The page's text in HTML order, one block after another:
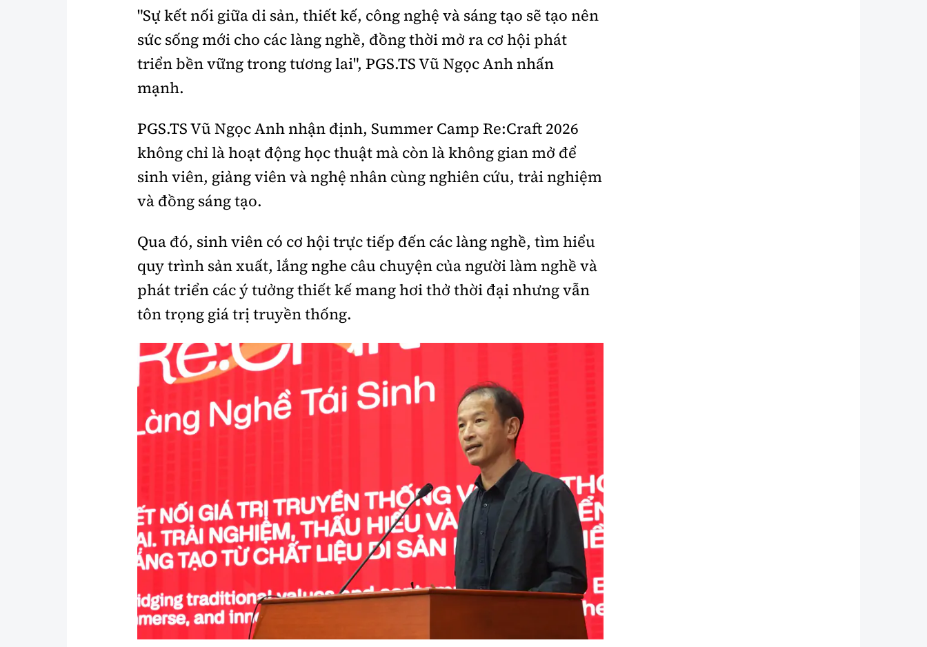
"Sự kết nối giữa di sản, thiết kế, công nghệ và sáng tạo sẽ tạo nên
sức sống mới cho các làng nghề, đồng thời mở ra cơ hội phát
triển bền vững trong tương lai", PGS.TS Vũ Ngọc Anh nhấn
mạnh.
PGS.TS Vũ Ngọc Anh nhận định, Summer Camp Re:Craft 2026
không chỉ là hoạt động học thuật mà còn là không gian mở để
sinh viên, giảng viên và nghệ nhân cùng nghiên cứu, trải nghiệm
và đồng sáng tạo.
Qua đó, sinh viên có cơ hội trực tiếp đến các làng nghề, tìm hiểu
quy trình sản xuất, lắng nghe câu chuyện của người làm nghề và
phát triển các ý tưởng thiết kế mang hơi thở thời đại nhưng vẫn
tôn trọng giá trị truyền thống.